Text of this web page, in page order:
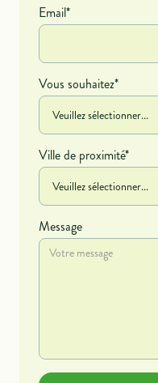
Email*
Vous souhaitez*
Ville de proximité*
Message